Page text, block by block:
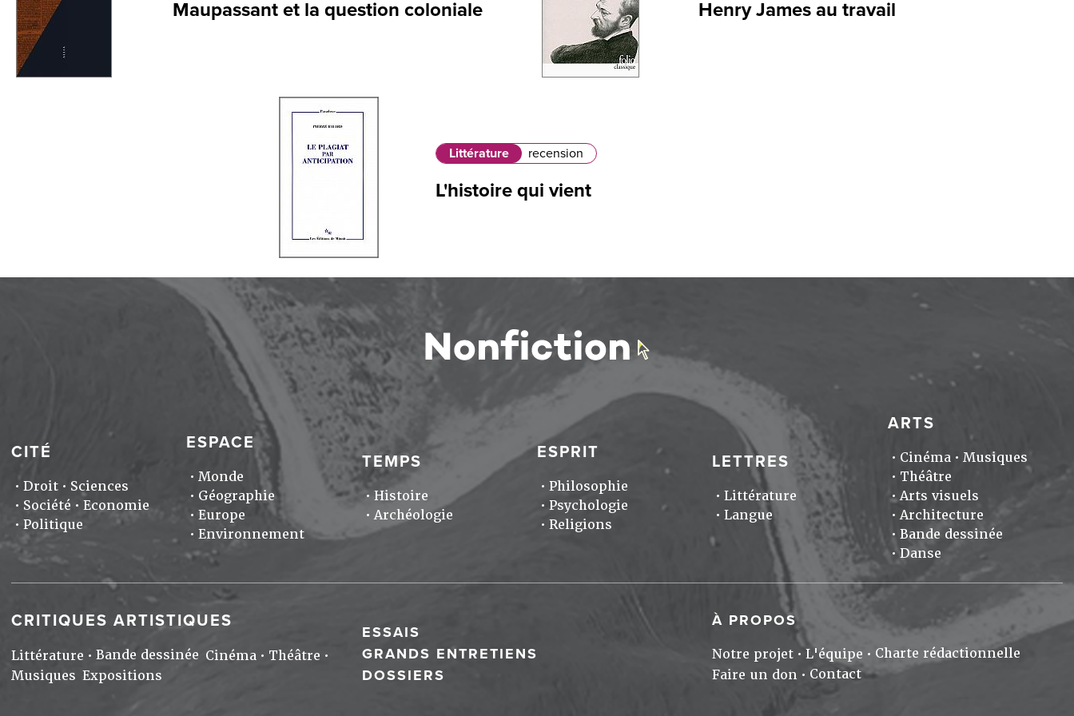
Maupassant et la question coloniale Henry James au travail
Littérature recension
L'histoire qui vient
CITÉ
Droit
Sciences
Société
Economie
Politique
ESPACE
Monde
Géographie
Europe
Environnement
TEMPS
Histoire
Archéologie
ESPRIT
Philosophie
Psychologie
Religions
LETTRES
Littérature
Langue
ARTS
Cinéma
Musiques
Théâtre
Arts visuels
Architecture
Bande dessinée
Danse
CRITIQUES ARTISTIQUES
Littérature Bande dessinée Cinéma
Théâtre
Musiques Expositions
ESSAIS
GRANDS ENTRETIENS
DOSSIERS
À PROPOS
Notre projet L'équipe
Charte rédactionnelle
Faire un don
Contact